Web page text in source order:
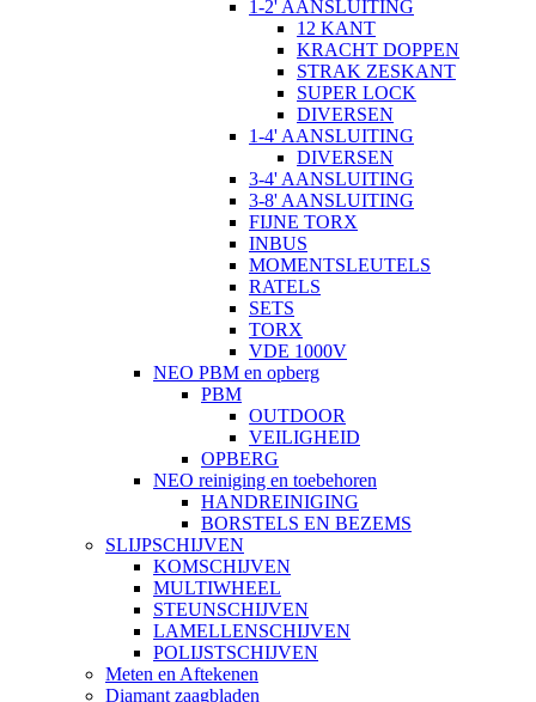
1-2' AANSLUITING
12 KANT
KRACHT DOPPEN
STRAK ZESKANT
SUPER LOCK
DIVERSEN
1-4' AANSLUITING
DIVERSEN
3-4' AANSLUITING
3-8' AANSLUITING
FIJNE TORX
INBUS
MOMENTSLEUTELS
RATELS
SETS
TORX
VDE 1000V
NEO PBM en opberg
PBM
OUTDOOR
VEILIGHEID
OPBERG
NEO reiniging en toebehoren
HANDREINIGING
BORSTELS EN BEZEMS
SLIJPSCHIJVEN
KOMSCHIJVEN
MULTIWHEEL
STEUNSCHIJVEN
LAMELLENSCHIJVEN
POLIJSTSCHIJVEN
Meten en Aftekenen
Diamant zaagbladen